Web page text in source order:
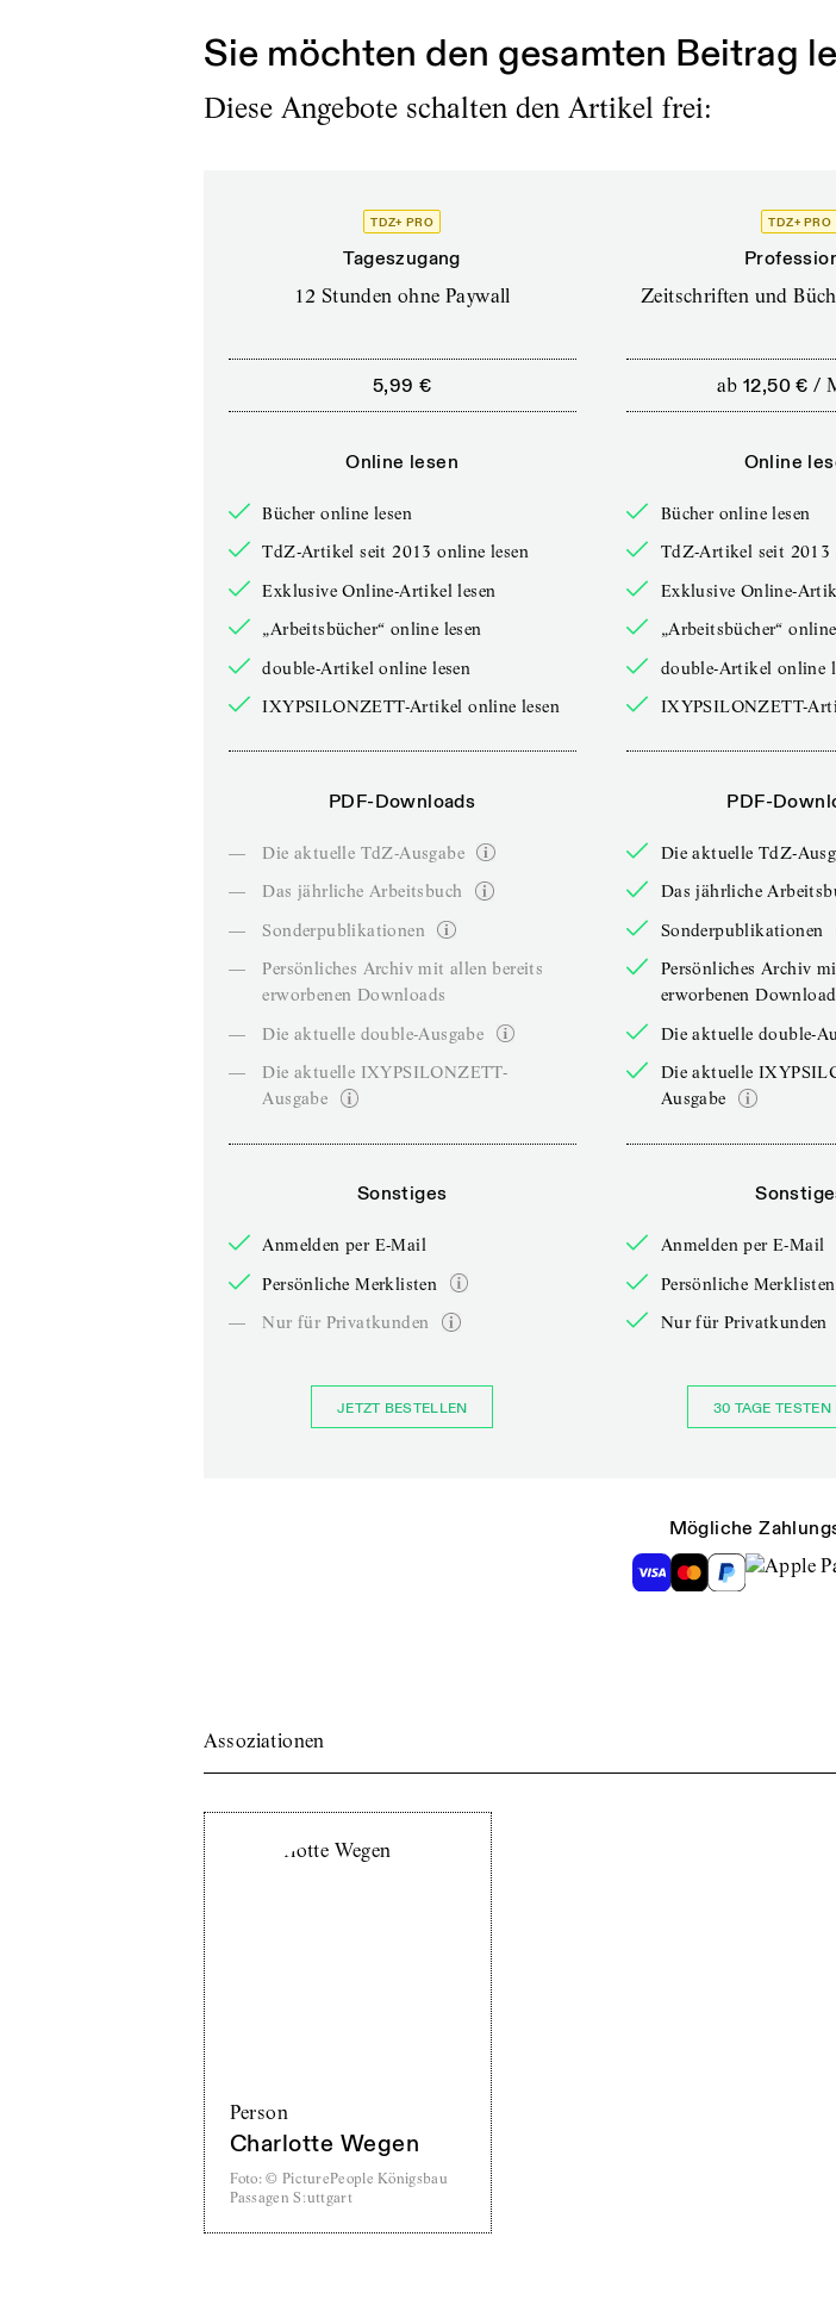
Sie möchten den gesamten Beitrag
Diese Angebote schalten den Artikel frei:
TDZ+ PRO
Tageszugang
12 Stunden ohne Paywall
5,99 €
Online lesen
Bücher online lesen
TdZ-Artikel seit 2013 online lesen
Exklusive Online-Artikel lesen
„Arbeitsbücher“ online lesen
double-Artikel online lesen
IXYPSILONZETT-Artikel online lesen
PDF-Downloads
—
Die aktuelle TdZ-Ausgabe
—
Das jährliche Arbeitsbuch
—
Sonderpublikationen
—
Persönliches Archiv mit allen bereits
erworbenen Downloads
—
Die aktuelle double-Ausgabe
—
Die aktuelle IXYPSILONZETT-
Ausgabe
Sonstiges
Anmelden per E-Mail
Persönliche Merklisten
—
Nur für Privatkunden
JETZT BESTELLEN
TDZ+ PRO
Zeitschriften und
ab 12,50 € /
Online
Bücher online lesen
TdZ-Artikel seit 2013
Exklusive Online-
„Arbeitsbücher“
double-Artikel online
IXYPSILONZETT-
PDF-
Die aktuelle TdZ-
Das jährliche
Sonderpublikationen
Persönliches Archiv
erworbenen
Die aktuelle double-
Die aktuelle
Ausgabe
Anmelden per E-Mail
Persönliche Merklisten
Nur für Privatkunden
30 TAGE TESTEN
Mögliche
Assoziationen
Person
Charlotte Wegen
Foto: © PicturePeople Königsbau
Passagen Stuttgart